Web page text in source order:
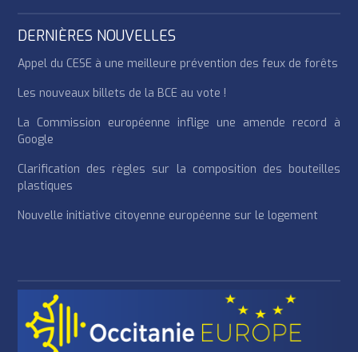
DERNIÈRES NOUVELLES
Appel du CESE à une meilleure prévention des feux de forêts
Les nouveaux billets de la BCE au vote !
La Commission européenne inflige une amende record à
Google
Clarification des règles sur la composition des bouteilles
plastiques
Nouvelle initiative citoyenne européenne sur le logement